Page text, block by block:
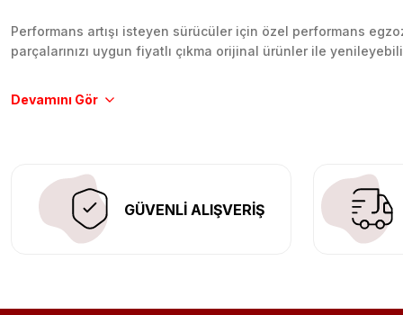
Performans artışı isteyen sürücüler için özel performans
parçalarınızı uygun fiyatlı çıkma orijinal ürünler ile
Tüm ürünlerimiz orijinal, dayanıklı ve uzun ömürlüdür.
GÜVENLİ ALIŞVERİŞ